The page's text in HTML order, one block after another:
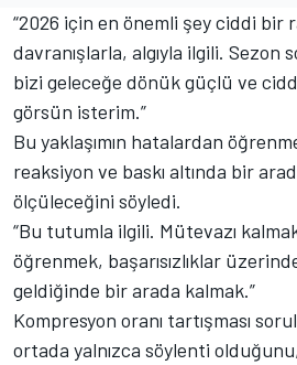
“2026 için en önemli şey ciddi bir
davranışlarla, algıyla ilgili. Sezon
bizi geleceğe dönük güçlü ve
görsün isterim.”
Bu yaklaşımın hatalardan
reaksiyon ve baskı altında bir
ölçüleceğini söyledi.
“Bu tutumla ilgili. Mütevazı
öğrenmek, başarısızlıklar
geldiğinde bir arada kalmak.”
Kompresyon oranı tartışması
ortada yalnızca söylenti